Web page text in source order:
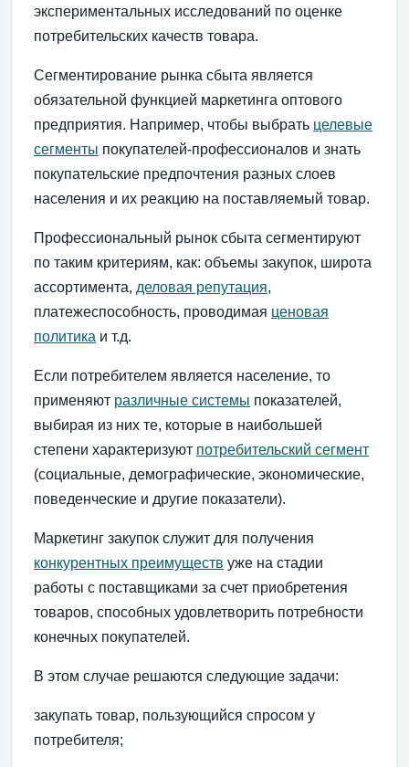
экспериментальных исследований по оценке
потребительских качеств товара.
Сегментирование рынка сбыта является
обязательной функцией маркетинга оптового
предприятия. Например, чтобы выбрать целевые
сегменты покупателей-профессионалов и знать
покупательские предпочтения разных слоев
населения и их реакцию на поставляемый товар.
Профессиональный рынок сбыта сегментируют
по таким критериям, как: объемы закупок, широта
ассортимента, деловая репутация,
платежеспособность, проводимая ценовая
политика и т.д.
Если потребителем является население, то
применяют различные системы показателей,
выбирая из них те, которые в наибольшей
степени характеризуют потребительский сегмент
(социальные, демографические, экономические,
поведенческие и другие показатели).
Маркетинг закупок служит для получения
конкурентных преимуществ уже на стадии
работы с поставщиками за счет приобретения
товаров, способных удовлетворить потребности
конечных покупателей.
В этом случае решаются следующие задачи:
закупать товар, пользующийся спросом у
потребителя;